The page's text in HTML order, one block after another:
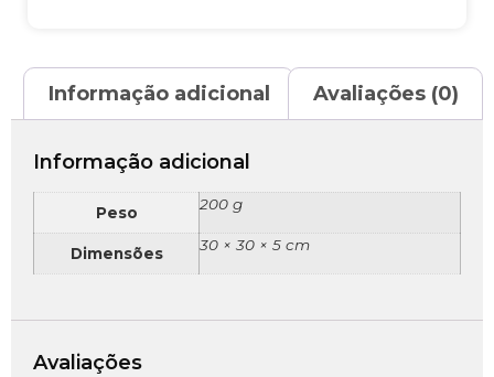
Informação adicional Avaliações (0)
Informação adicional
Peso 200 g
Dimensões 30 × 30 × 5 cm
Avaliações